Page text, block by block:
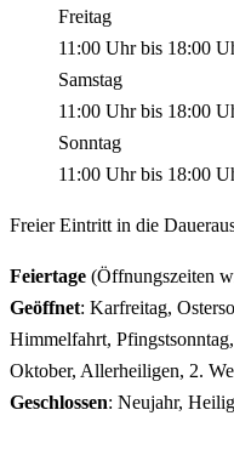
Freitag
11:00 Uhrbis 18:00
Samstag
11:00 Uhrbis 18:00
Sonntag
11:00 Uhrbis 18:00
Freier Eintritt in die
Feiertage (Öffnungszeiten
Geöffnet: Karfreitag,
Himmelfahrt,
Oktober, Allerheiligen, 2.
Geschlossen: Neujahr,